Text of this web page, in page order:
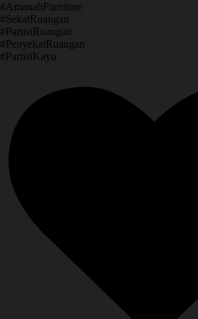
​#AmanahFurniture
​#SekatRuangan
​#PartisiRuangan
​#PenyekatRuangan
​#PartisiKayu